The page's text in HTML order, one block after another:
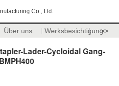
Co., Ltd.
Über uns Werksbesichtigung>>
Lader-Cycloidal Gang-